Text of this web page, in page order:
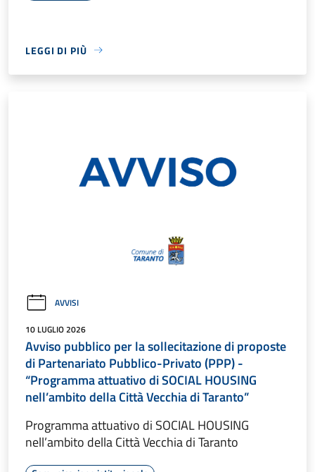
LEGGI DI PIÙ
AVVISI
10 LUGLIO 2026
Avviso pubblico per la sollecitazione di proposte
di Partenariato Pubblico-Privato (PPP) -
“Programma attuativo di SOCIAL HOUSING
nell’ambito della Città Vecchia di Taranto”
Programma attuativo di SOCIAL HOUSING
nell’ambito della Città Vecchia di Taranto